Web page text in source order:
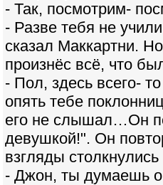
- Так, посмотрим-
- Разве тебя не
сказал Маккартни.
произнёс всё, что
- Пол, здесь всего-
опять тебе
его не слышал…Он
девушкой!". Он
взгляды
- Джон, ты думаешь